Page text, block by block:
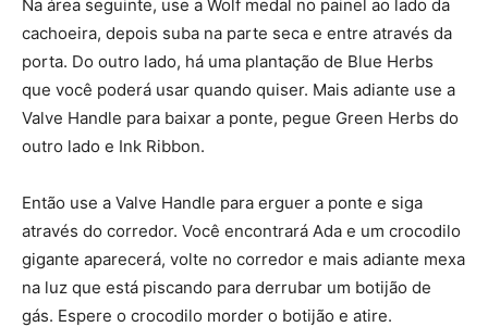
Na área seguinte, use a Wolf medal no painel ao lado da
cachoeira, depois suba na parte seca e entre através da
porta. Do outro lado, há uma plantação de Blue Herbs
que você poderá usar quando quiser. Mais adiante use a
Valve Handle para baixar a ponte, pegue Green Herbs do
outro lado e Ink Ribbon.
Então use a Valve Handle para erguer a ponte e siga
através do corredor. Você encontrará Ada e um crocodilo
gigante aparecerá, volte no corredor e mais adiante mexa
na luz que está piscando para derrubar um botijão de
gás. Espere o crocodilo morder o botijão e atire.